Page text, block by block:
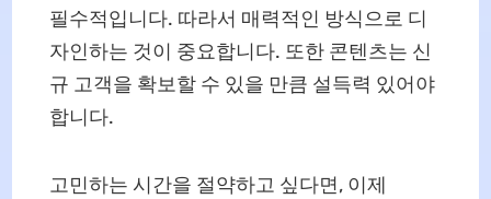
필수적입니다. 따라서 매력적인 방식으로 디
자인하는 것이 중요합니다. 또한 콘텐츠는 신
규 고객을 확보할 수 있을 만큼 설득력 있어야
합니다.
고민하는 시간을 절약하고 싶다면, 이제